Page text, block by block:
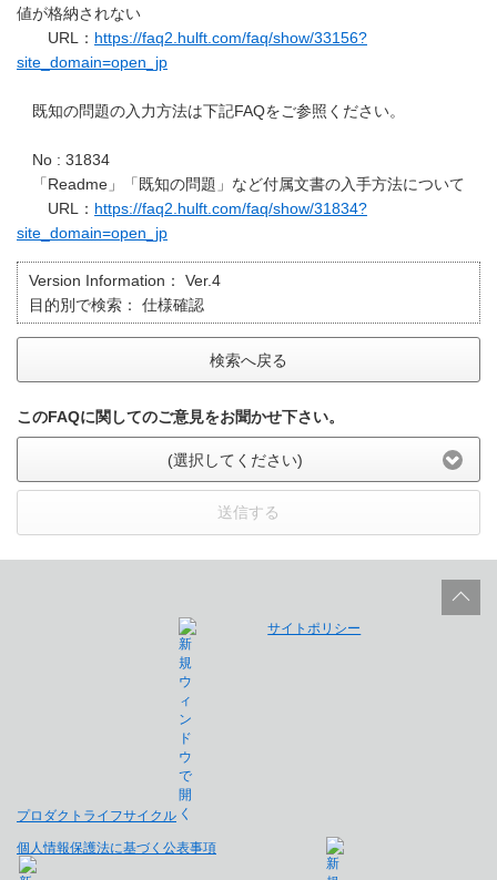
値が格納されない
URL： https://faq2.hulft.com/faq/show/33156?
site_domain=open_jp
既知の問題の入力方法は下記FAQをご参照ください。
No : 31834
「Readme」「既知の問題」など付属文書の入手方法について
URL： https://faq2.hulft.com/faq/show/31834?
site_domain=open_jp
Version Information：
Ver.4
目的別で検索：
仕様確認
検索へ戻る
このFAQに関してのご意見をお聞かせ下さい。
(選択してください)
送信する
プロダクトライフサイクル
サイトポリシー
個人情報保護法に基づく公表事項